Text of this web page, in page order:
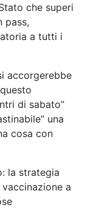
che superi
pass,
a tutti i
accorgerebbe
di sabato”
una
cosa con
la strategia
a